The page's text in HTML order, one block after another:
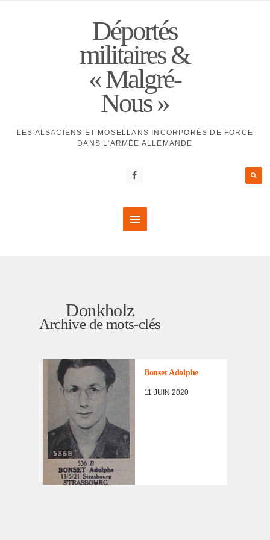
Déportés
militaires &
« Malgré-
Nous »
LES ALSACIENS ET MOSELLANS INCORPORÉS DE FORCE
DANS L'ARMÉE ALLEMANDE
Donkholz
Archive de mots-clés
PORTRAITS
D'INCORPORÉS
FORCE/DÉPORTÉS
MILITAIRES
Bonset Adolphe
11 JUIN 2020